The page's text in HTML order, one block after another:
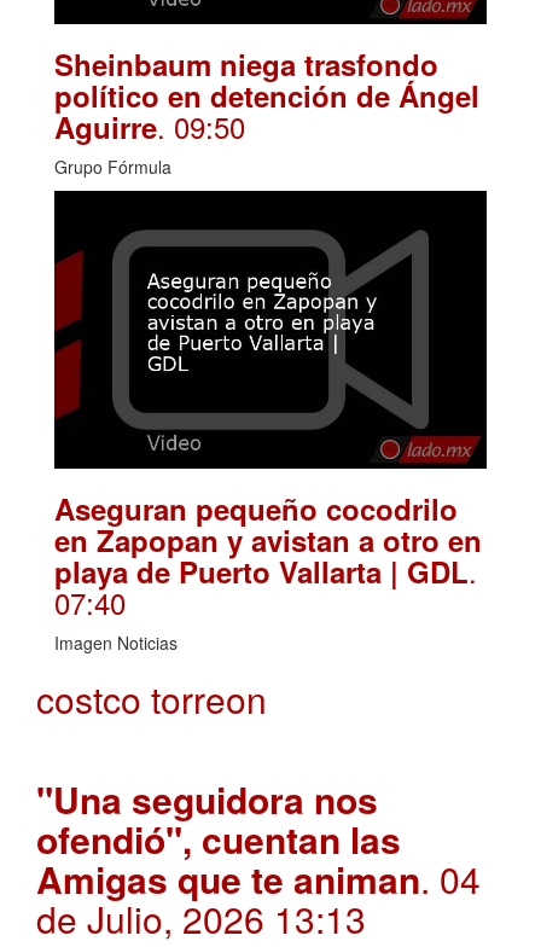
Sheinbaum niega trasfondo
político en detención de Ángel
Aguirre. 09:50
Grupo Fórmula
Aseguran pequeño cocodrilo
en Zapopan y avistan a otro en
playa de Puerto Vallarta | GDL.
07:40
Imagen Noticias
costco torreon
"Una seguidora nos
ofendió", cuentan las
Amigas que te animan. 04
de Julio, 2026 13:13